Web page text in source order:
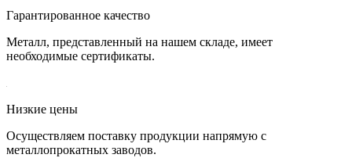
Гарантированное качество
Металл, представленный на нашем складе, имеет
необходимые сертификаты.
Низкие цены
Осуществляем поставку продукции напрямую с
металлопрокатных заводов.